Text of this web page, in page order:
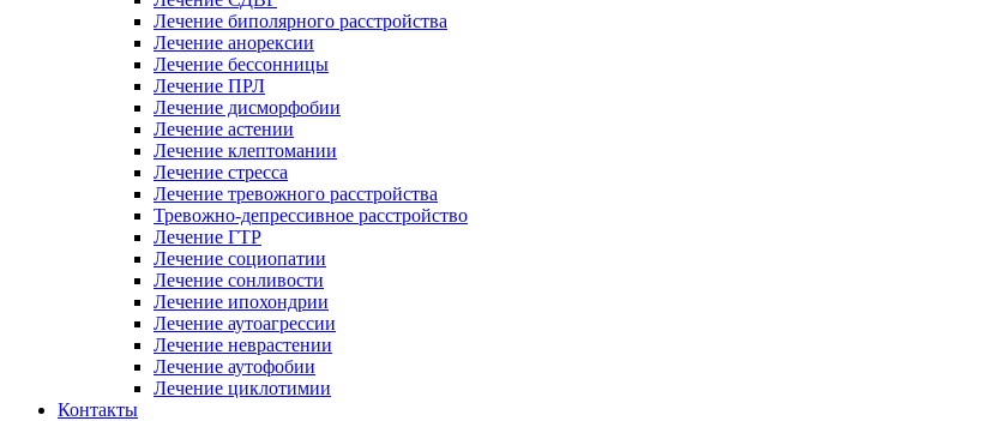
Лечение биполярного расстройства
Лечение анорексии
Лечение бессонницы
Лечение ПРЛ
Лечение дисморфобии
Лечение астении
Лечение клептомании
Лечение стресса
Лечение тревожного расстройства
Тревожно-депрессивное расстройство
Лечение ГТР
Лечение социопатии
Лечение сонливости
Лечение ипохондрии
Лечение аутоагрессии
Лечение неврастении
Лечение аутофобии
Лечение циклотимии
Контакты